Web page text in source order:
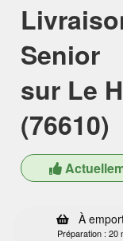
Senior
sur Le
(76610)
À
Préparation : 20